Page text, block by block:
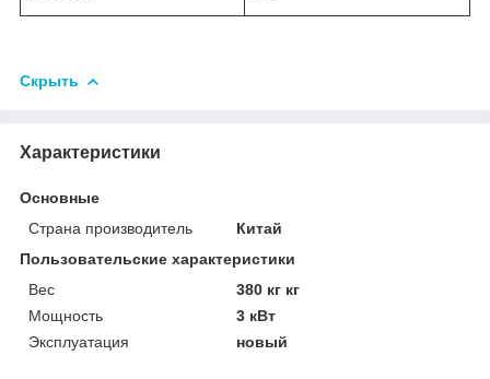
Скрыть
Характеристики
Основные
Страна производитель
Китай
Пользовательские характеристики
Вес
380 кг кг
Мощность
3 кВт
Эксплуатация
новый